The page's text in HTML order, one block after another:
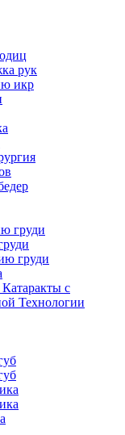
рук
икр
груди
груди
с
Технологии